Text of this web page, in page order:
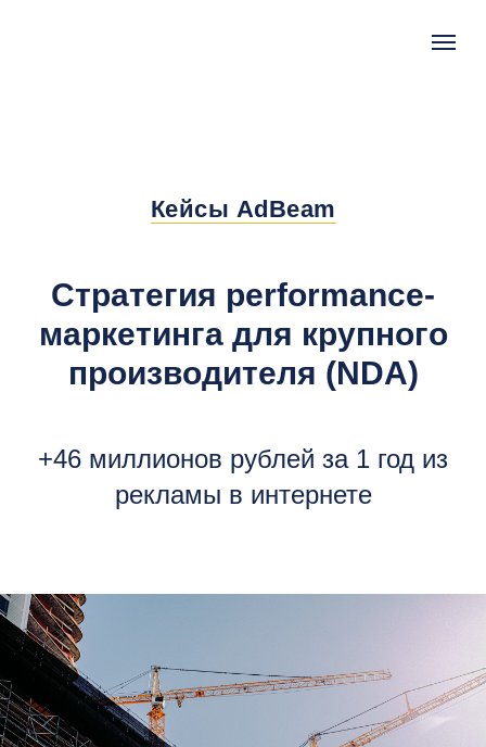
Кейсы AdBeam
Стратегия performance-
маркетинга для крупного
производителя (NDA)
+46 миллионов рублей за 1 год из
рекламы в интернете